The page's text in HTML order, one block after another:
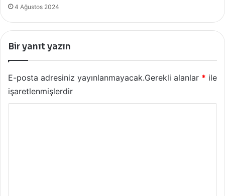
4 Ağustos 2024
Bir yanıt yazın
E-posta adresiniz yayınlanmayacak.Gerekli alanlar * ile
işaretlenmişlerdir